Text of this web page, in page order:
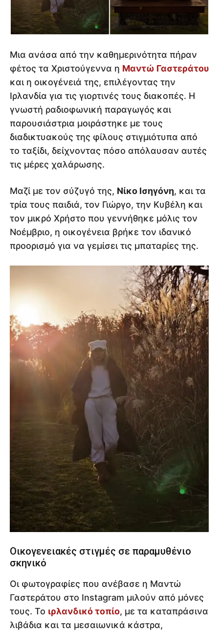
Μια ανάσα από την καθημερινότητα πήραν
φέτος τα Χριστούγεννα η Μαντώ Γαστεράτου
και η οικογένειά της, επιλέγοντας την
Ιρλανδία για τις γιορτινές τους διακοπές. Η
γνωστή ραδιοφωνική παραγωγός και
παρουσιάστρια μοιράστηκε με τους
διαδικτυακούς της φίλους στιγμιότυπα από
το ταξίδι, δείχνοντας πόσο απόλαυσαν αυτές
τις μέρες χαλάρωσης.
Μαζί με τον σύζυγό της, Νίκο Ισηγόνη, και τα
τρία τους παιδιά, τον Γιώργο, την Κυβέλη και
τον μικρό Χρήστο που γεννήθηκε μόλις τον
Νοέμβριο, η οικογένεια βρήκε τον ιδανικό
προορισμό για να γεμίσει τις μπαταρίες της.
Οικογενειακές στιγμές σε παραμυθένιο
σκηνικό
Οι φωτογραφίες που ανέβασε η Μαντώ
Γαστεράτου στο Instagram μιλούν από μόνες
τους. Το ιρλανδικό τοπίο, με τα καταπράσινα
λιβάδια και τα μεσαιωνικά κάστρα,